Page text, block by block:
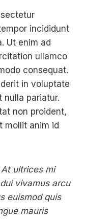
incididunt
Ut enim ad
ullamco
consequat.
in voluptate
nulla pariatur.
non proident,
mollit anim id
ultrices mi
vivamus arcu
euismod quis
mauris